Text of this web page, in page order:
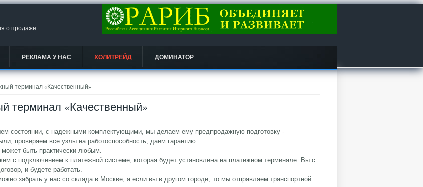
о продаже
РЕКЛАМА У НАС ХОЛИТРЕЙД ДОМИНАТОР
терминал «Качественный»
терминал «Качественный»
состоянии, с надежными комплектующими, мы делаем ему предпродажную подготовку -
проверяем все узлы на работоспособность, даем гарантию.
быть практически любым.
с подключением к платежной системе, которая будет установлена на платежном терминале. Вы с
и будете работать.
забрать у нас со склада в Москве, а если вы в другом городе, то мы отправляем транспортной